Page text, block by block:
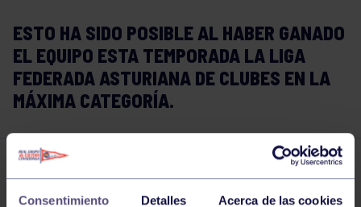
Consentimiento Detalles Acerca de las cookies
ESTO HA SIDO POSIBLE AL HABER GANADO
EL EQUIPO ESTA TEMPORADA LA LIGA
FEDERADA ASTURIANA DE CLUBES EN LA
MÁXIMA CATEGORÍA.
Comparte